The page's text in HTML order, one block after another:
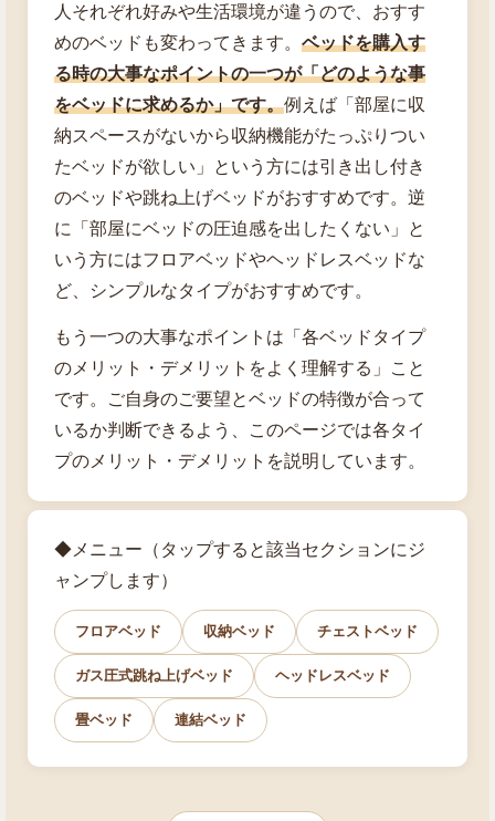
人それぞれ好みや生活環境が違うので、おすす
めのベッドも変わってきます。 ベッドを購入す
る時の大事なポイントの一つが「どのような事
をベッドに求めるか」です。例えば「部屋に収
納スペースがないから収納機能がたっぷりつい
たベッドが欲しい」という方には引き出し付き
のベッドや跳ね上げベッドがおすすめです。逆
に「部屋にベッドの圧迫感を出したくない」と
いう方にはフロアベッドやヘッドレスベッドな
ど、シンプルなタイプがおすすめです。
もう一つの大事なポイントは「各ベッドタイプ
のメリット・デメリットをよく理解する」こと
です。ご自身のご要望とベッドの特徴が合って
いるか判断できるよう、このページでは各タイ
プのメリット・デメリットを説明しています。
◆メニュー（タップすると該当セクションにジ
ャンプします）
フロアベッド 収納ベッド チェストベッド
ガス圧式跳ね上げベッド ヘッドレスベッド
畳ベッド 連結ベッド